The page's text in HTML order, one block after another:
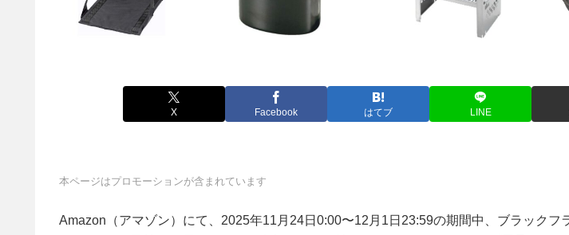
X Facebook はてブ LINE
本ページはプロモーションが含まれています
Amazon（アマゾン）にて、2025年11月24日0:00〜12月1日23:59の期間中、ブラックフ